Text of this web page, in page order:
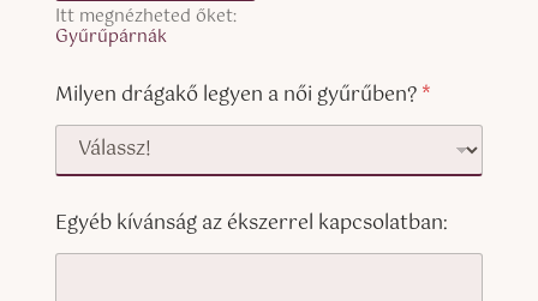
Itt megnézheted őket:
Gyűrűpárnák
Milyen drágakő legyen a női gyűrűben?*
Egyéb kívánság az ékszerrel kapcsolatban: